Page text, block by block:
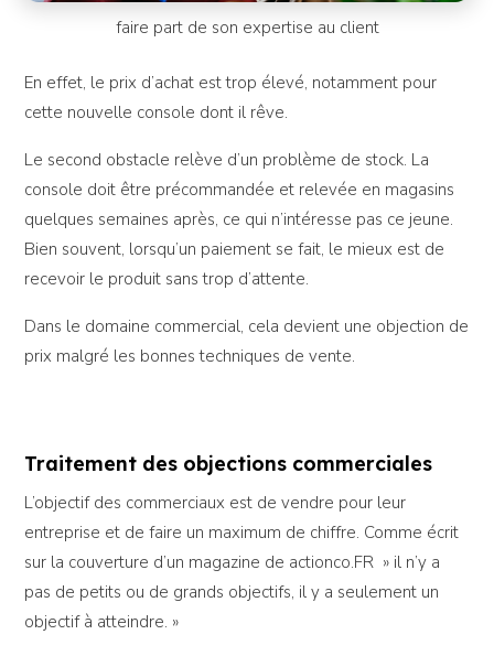
faire part de son expertise au client
En effet, le prix d’achat est trop élevé, notamment pour
cette nouvelle console dont il rêve.
Le second obstacle relève d’un problème de stock. La
console doit être précommandée et relevée en magasins
quelques semaines après, ce qui n’intéresse pas ce jeune.
Bien souvent, lorsqu’un paiement se fait, le mieux est de
recevoir le produit sans trop d’attente.
Dans le domaine commercial, cela devient une objection de
prix malgré les bonnes techniques de vente.
Traitement des objections commerciales
L’objectif des commerciaux est de vendre pour leur
entreprise et de faire un maximum de chiffre. Comme écrit
sur la couverture d’un magazine de actionco.FR » il n’y a
pas de petits ou de grands objectifs, il y a seulement un
objectif à atteindre. »